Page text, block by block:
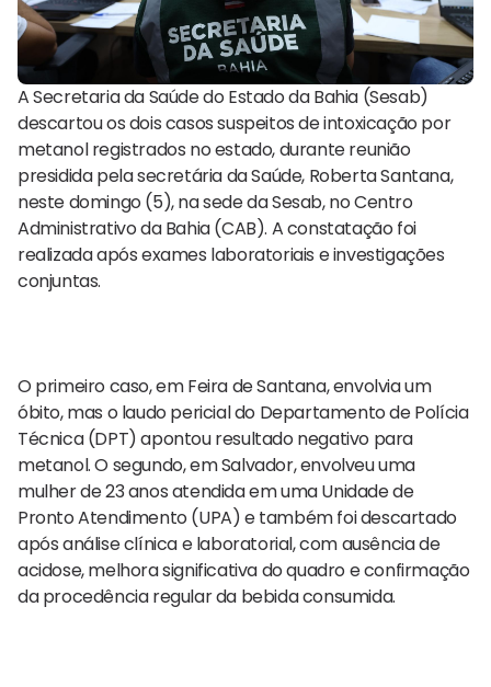
A Secretaria da Saúde do Estado da Bahia (Sesab)
descartou os dois casos suspeitos de intoxicação por
metanol registrados no estado, durante reunião
presidida pela secretária da Saúde, Roberta Santana,
neste domingo (5), na sede da Sesab, no Centro
Administrativo da Bahia (CAB). A constatação foi
realizada após exames laboratoriais e investigações
conjuntas.
O primeiro caso, em Feira de Santana, envolvia um
óbito, mas o laudo pericial do Departamento de Polícia
Técnica (DPT) apontou resultado negativo para
metanol. O segundo, em Salvador, envolveu uma
mulher de 23 anos atendida em uma Unidade de
Pronto Atendimento (UPA) e também foi descartado
após análise clínica e laboratorial, com ausência de
acidose, melhora significativa do quadro e confirmação
da procedência regular da bebida consumida.